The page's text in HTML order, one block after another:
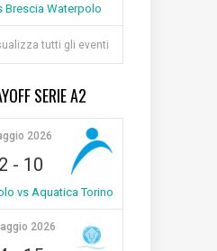
Brescia Waterpolo
tutti gli eventi
SERIE A2
2026
- 10
vs Aquatica Torino
2026